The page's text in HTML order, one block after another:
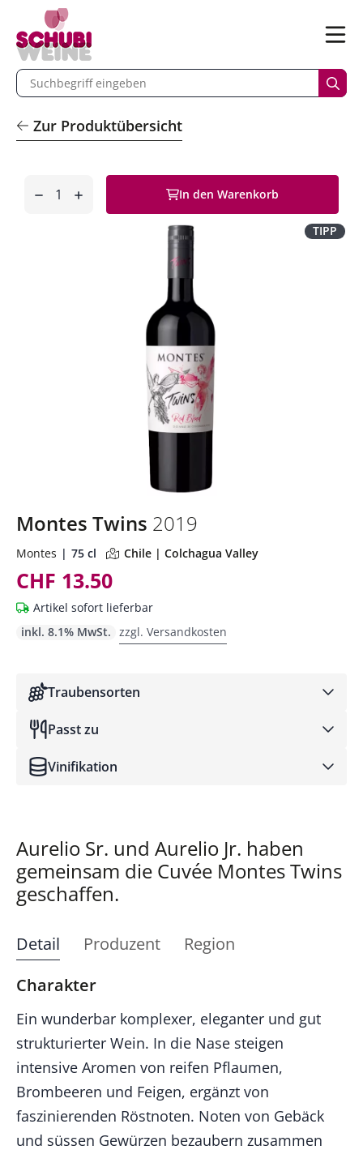
Menü
eingeben
Zur Produktübersicht
In den Warenkorb
TIPP
Montes Twins 2019
Montes 75 cl Chile | Colchagua Valley
CHF 13.50
Artikel sofort lieferbar
inkl. 8.1% MwSt. zzgl. Versandkosten
Traubensorten
Passt zu
Vinifikation
Aurelio Sr. und Aurelio Jr. haben
gemeinsam die Cuvée Montes Twins
geschaffen.
Detail Produzent
Region
Charakter
Ein wunderbar komplexer, eleganter und gut
strukturierter Wein. In die Nase steigen
intensive Aromen von reifen Pflaumen,
Brombeeren und Feigen, ergänzt von
faszinierenden Röstnoten. Noten von Gebäck
und süssen Gewürzen bezaubern zusammen